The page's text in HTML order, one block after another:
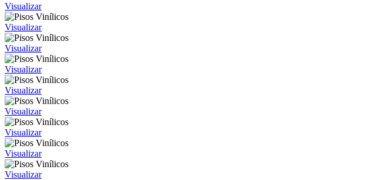
Visualizar
Visualizar
Visualizar
Visualizar
Visualizar
Visualizar
Visualizar
Visualizar
Visualizar